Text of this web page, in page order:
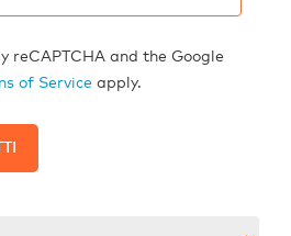
reCAPTCHA and the Google
of Service apply.